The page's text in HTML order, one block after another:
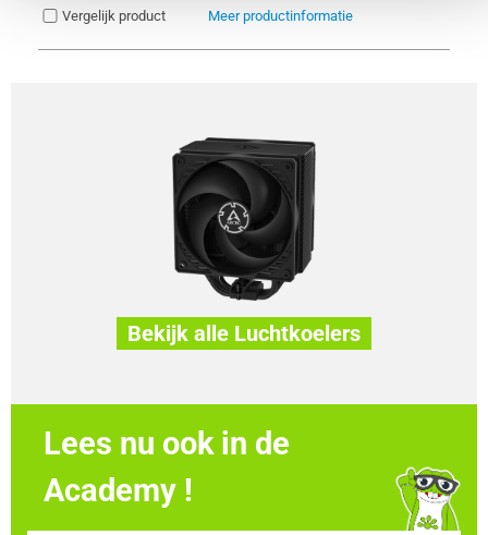
Vergelijk product Meer productinformatie
Bekijk alle Luchtkoelers
Lees nu ook in de
Academy !